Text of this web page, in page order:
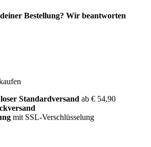
Bestellung? Wir beantworten
Standardversand ab € 54,90
mit SSL-Verschlüsselung